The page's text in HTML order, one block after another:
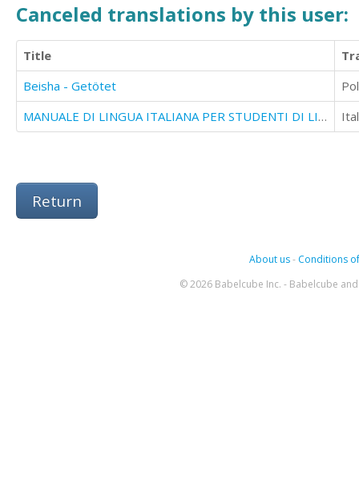
Canceled translations by this user:
Title
Beisha - Getötet
MANUALE DI LINGUA ITALIANA PER STUDENTI DI LINGUA RUSSA - VOL. 1
Return
About us- Conditions
© 2026 Babelcube Inc. - Babelcube